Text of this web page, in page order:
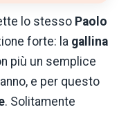
lo stesso Paolo
forte: la gallina
più un semplice
e per questo
. Solitamente